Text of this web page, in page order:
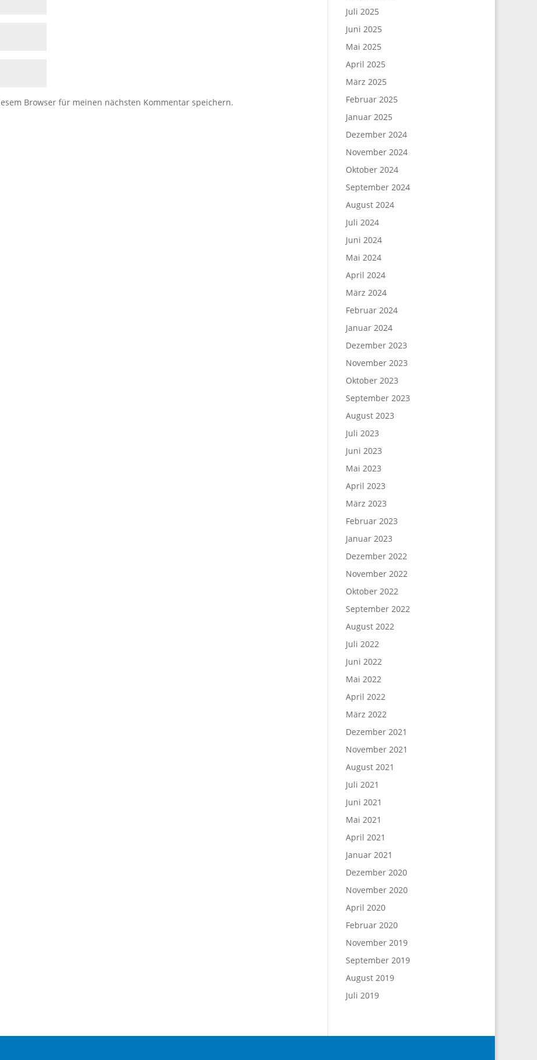
Browser für meinen nächsten Kommentar speichern.
Juli 2025
Juni 2025
Mai 2025
April 2025
März 2025
Februar 2025
Januar 2025
Dezember 2024
November 2024
Oktober 2024
September 2024
August 2024
Juli 2024
Juni 2024
Mai 2024
April 2024
März 2024
Februar 2024
Januar 2024
Dezember 2023
November 2023
Oktober 2023
September 2023
August 2023
Juli 2023
Juni 2023
Mai 2023
April 2023
März 2023
Februar 2023
Januar 2023
Dezember 2022
November 2022
Oktober 2022
September 2022
August 2022
Juli 2022
Juni 2022
Mai 2022
April 2022
März 2022
Dezember 2021
November 2021
August 2021
Juli 2021
Juni 2021
Mai 2021
April 2021
Januar 2021
Dezember 2020
November 2020
April 2020
Februar 2020
November 2019
September 2019
August 2019
Juli 2019